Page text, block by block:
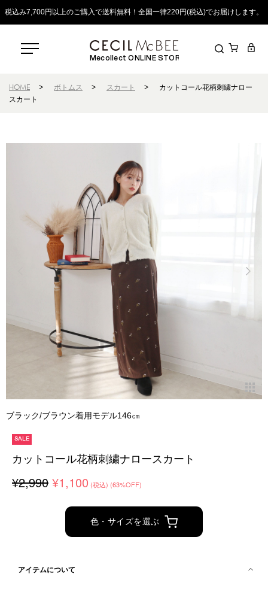
税込み7,700円以上のご購入で送料無料！全国一律220円(税込)でお届けします。
Mecollect ONLINE STORE
HOME > ボトムス > スカート >
カットコール花柄刺繍ナロー
スカート
ブラック/ブラウン着用モデル146㎝
SALE
カットコール花柄刺繍ナロースカート
¥2,990 ¥1,100 (税込) (63%OFF)
色・サイズを選ぶ
アイテムについて